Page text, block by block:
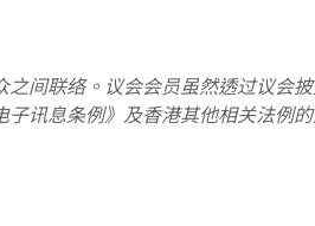
间联络。议会会员虽然透过议会
讯息条例》及香港其他相关法例的